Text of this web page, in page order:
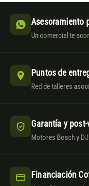
Asesoramiento
Un comercial te
Puntos de
Red de talleres
Garantía y
Motores Bosch y
Financiación